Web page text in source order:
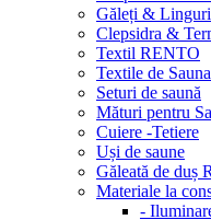
Găleți & Linguri
Clepsidra &
Textil RENTO
Textile de
Seturi de saună
Mături pentru
Cuiere -Tetiere
Uși de saune
Găleată de duș
Materiale la
-